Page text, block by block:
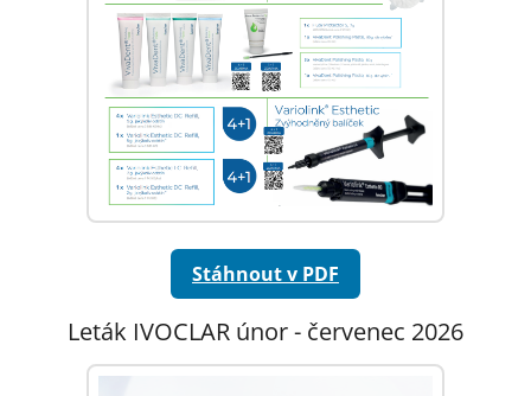
Stáhnout v PDF
Leták IVOCLAR únor - červenec 2026